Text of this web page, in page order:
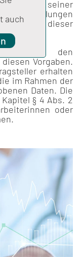
SGB V in seiner
8
Regelungen
Nutzung dieser
zu den
Vorgaben.
erhalten
im Rahmen der
Daten. Die
§ 4 Abs. 2
oder
auch